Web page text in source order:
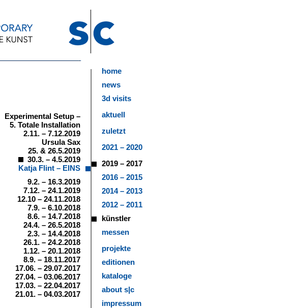
Experimental Setup –
5. Totale Installation
2.11. – 7.12.2019
Ursula Sax
25. & 26.5.2019
30.3. – 4.5.2019
Katja Flint – EINS
9.2. – 16.3.2019
7.12. – 24.1.2019
12.10 – 24.11.2018
7.9. – 6.10.2018
8.6. – 14.7.2018
24.4. – 26.5.2018
2.3. – 14.4.2018
26.1. – 24.2.2018
1.12. – 20.1.2018
8.9. – 18.11.2017
17.06. – 29.07.2017
27.04. – 03.06.2017
17.03. – 22.04.2017
21.01. – 04.03.2017
home
news
3d visits
aktuell
zuletzt
2021 – 2020
2019 – 2017
2016 – 2015
2014 – 2013
2012 – 2011
künstler
messen
projekte
editionen
kataloge
about s|c
impressum